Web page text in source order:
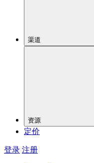
渠道
资源
定价
登录 注册